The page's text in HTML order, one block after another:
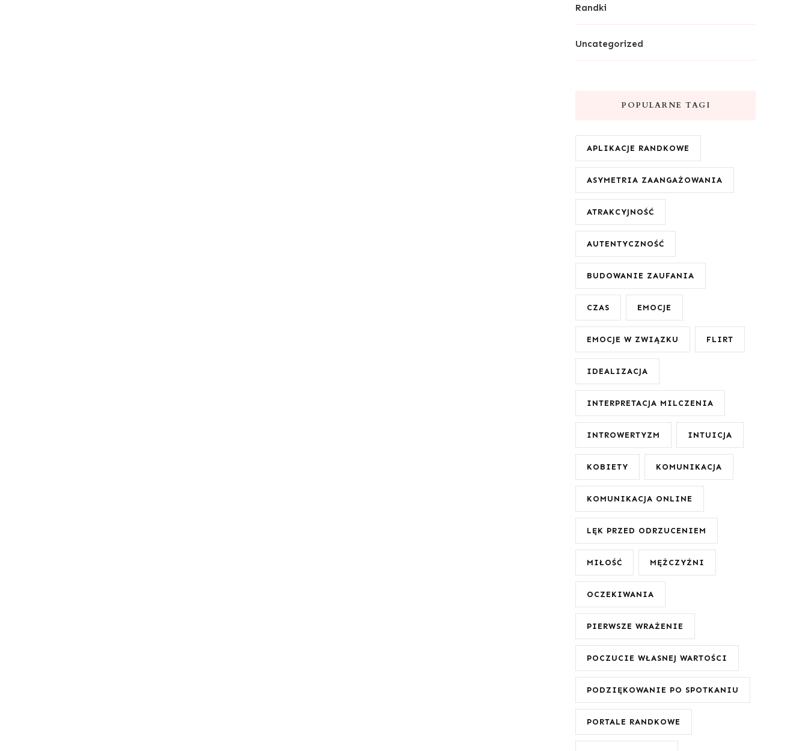
Randki
Uncategorized
POPULARNE TAGI
APLIKACJE RANDKOWE
ASYMETRIA ZAANGAŻOWANIA
ATRAKCYJNOŚĆ
AUTENTYCZNOŚĆ
BUDOWANIE ZAUFANIA
CZAS EMOCJE
EMOCJE W ZWIĄZKU FLIRT
IDEALIZACJA
INTERPRETACJA MILCZENIA
INTROWERTYZM INTUICJA
KOBIETY KOMUNIKACJA
KOMUNIKACJA ONLINE
LĘK PRZED ODRZUCENIEM
MIŁOŚĆ MĘŻCZYŹNI
OCZEKIWANIA
PIERWSZE WRAŻENIE
POCZUCIE WŁASNEJ WARTOŚCI
PODZIĘKOWANIE PO SPOTKANIU
PORTALE RANDKOWE